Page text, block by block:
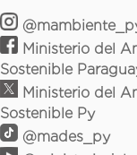
Ministerio del
Sostenible
Ministerio del
Sostenible Py
@mades_py